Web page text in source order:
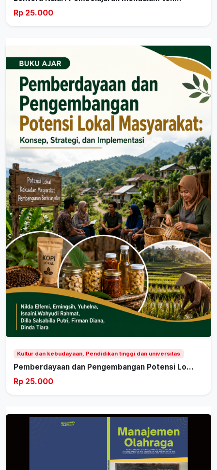
Rp 25.000
Kultur dan kebudayaan, Pendidikan tinggi dan universitas
Pemberdayaan dan Pengembangan Potensi Lo...
Rp 25.000